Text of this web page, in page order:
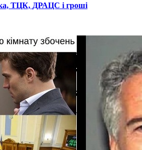
ТЦК, ДРАЦС і гроші